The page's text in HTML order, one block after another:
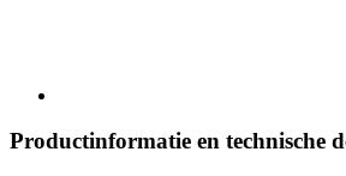
Productinformatie en technische